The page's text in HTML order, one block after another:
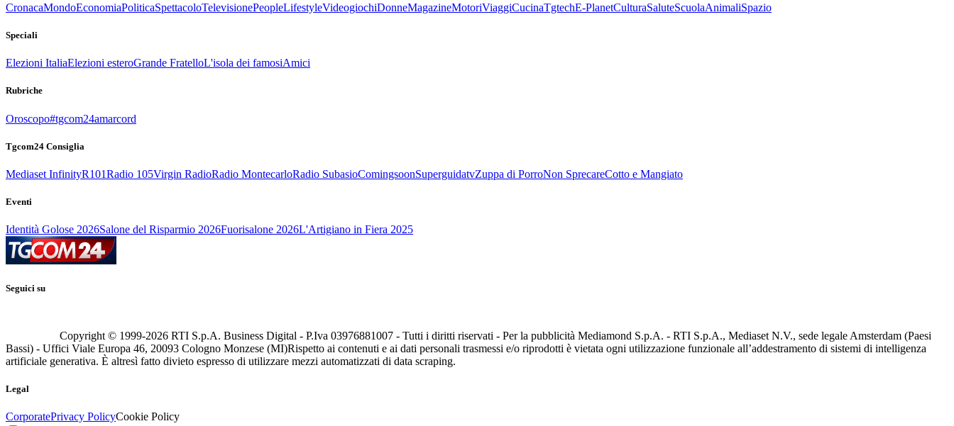
CronacaMondoEconomiaPoliticaSpettacoloTelevisionePeopleLifestyleVideogiochiDonneMagazineMotoriViaggiCucinaTgtechE-PlanetCulturaSaluteScuolaAnimaliSpazio
Speciali
Elezioni ItaliaElezioni esteroGrande FratelloL'isola dei famosiAmici
Rubriche
Oroscopo#tgcom24amarcord
Tgcom24 Consiglia
Mediaset InfinityR101Radio 105Virgin RadioRadio MontecarloRadio SubasioComingsoonSuperguidatvZuppa di PorroNon SprecareCotto e Mangiato
Eventi
Identità Golose 2026Salone del Risparmio 2026Fuorisalone 2026L'Artigiano in Fiera 2025
Seguici su
Copyright © 1999-2026 RTI S.p.A. Business Digital - P.Iva 03976881007 - Tutti i diritti riservati - Per la pubblicità Mediamond S.p.A. - RTI S.p.A., Mediaset N.V., sede legale Amsterdam (Paesi
Bassi) - Uffici Viale Europa 46, 20093 Cologno Monzese (MI)Rispetto ai contenuti e ai dati personali trasmessi e/o riprodotti è vietata ogni utilizzazione funzionale all’addestramento di sistemi di intelligenza
artificiale generativa. È altresì fatto divieto espresso di utilizzare mezzi automatizzati di data scraping.
Legal
CorporatePrivacy PolicyCookie Policy